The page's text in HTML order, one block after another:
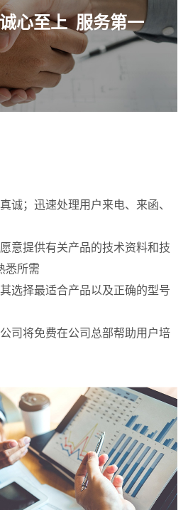
心至上 服务第一
诚；迅速处理用户来电、来函、
意提供有关产品的技术资料和技
悉所需
选择最适合产品以及正确的型号
司将免费在公司总部帮助用户培